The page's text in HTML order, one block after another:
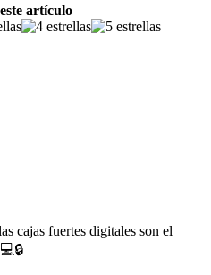
artículo
cajas fuertes digitales son el